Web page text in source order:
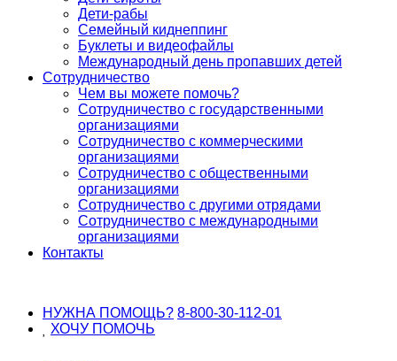
Дети-рабы
Семейный киднеппинг
Буклеты и видеофайлы
Международный день пропавших детей
Сотрудничество
Чем вы можете помочь?
Сотрудничество с государственными
организациями
Сотрудничество с коммерческими
организациями
Сотрудничество с общественными
организациями
Сотрудничество с другими отрядами
Сотрудничество с международными
организациями
Контакты
НУЖНА ПОМОЩЬ? 8-800-30-112-01
ХОЧУ ПОМОЧЬ